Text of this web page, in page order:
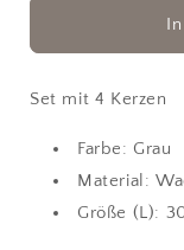
Kerze
Grau
Stück)
Set mit 4 Kerzen
Farbe: Grau
Material:
Größe (L):